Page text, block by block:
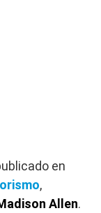
en
,
Allen.